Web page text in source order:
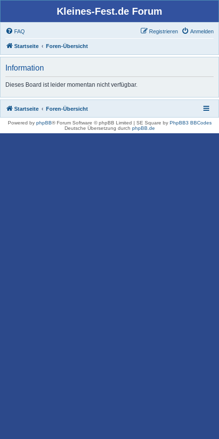
Kleines-Fest.de Forum
FAQ Anmelden
Registrieren
Startseite Foren-Übersicht
Information
Dieses Board ist leider momentan nicht verfügbar.
Startseite Foren-Übersicht
Powered by phpBB® Forum Software © phpBB Limited | SE Square by PhpBB3 BBCodes
Deutsche Übersetzung durch phpBB.de